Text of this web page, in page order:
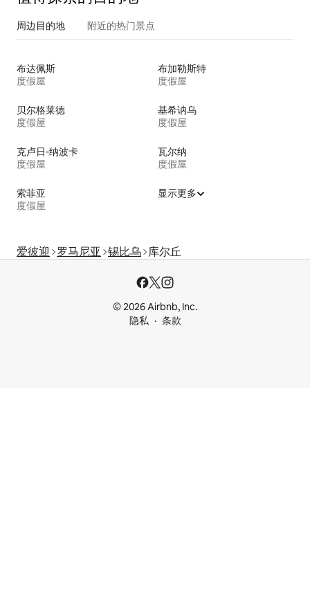
周边目的地 附近的热门景点
布达佩斯
度假屋
布加勒斯特
度假屋
贝尔格莱德
度假屋
基希讷乌
度假屋
克卢日-纳波卡
度假屋
瓦尔纳
度假屋
索菲亚
度假屋
显示更多
爱彼迎 罗马尼亚 锡比乌 库尔丘
© 2026 Airbnb, Inc.
隐私
条款